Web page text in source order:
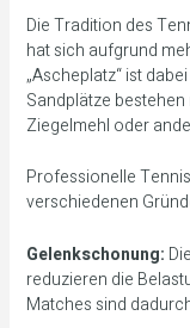
Die Tradition des
hat sich aufgrund
„Ascheplatz“ ist
Sandplätze
Ziegelmehl oder
Professionelle
verschiedenen
Gelenkschonung:
reduzieren die
Matches sind